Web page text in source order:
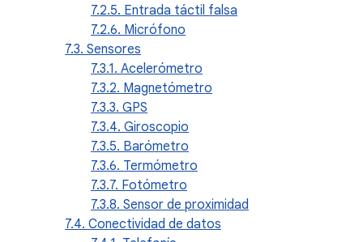
7.2.5. Entrada táctil falsa
7.2.6. Micrófono
7.3. Sensores
7.3.1. Acelerómetro
7.3.2. Magnetómetro
7.3.3. GPS
7.3.4. Giroscopio
7.3.5. Barómetro
7.3.6. Termómetro
7.3.7. Fotómetro
7.3.8. Sensor de proximidad
7.4. Conectividad de datos